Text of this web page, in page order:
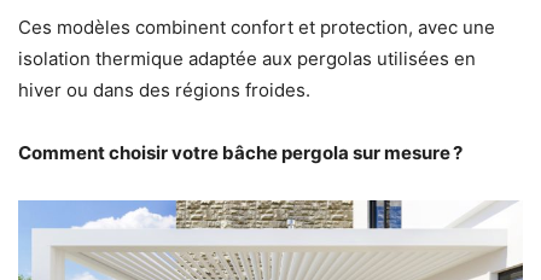
Ces modèles combinent confort et protection, avec une
isolation thermique adaptée aux pergolas utilisées en
hiver ou dans des régions froides.
Comment choisir votre bâche pergola sur mesure?